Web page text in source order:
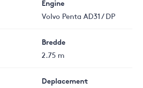
Engine
Volvo Penta AD31 / DP
Bredde
2.75 m
Deplacement